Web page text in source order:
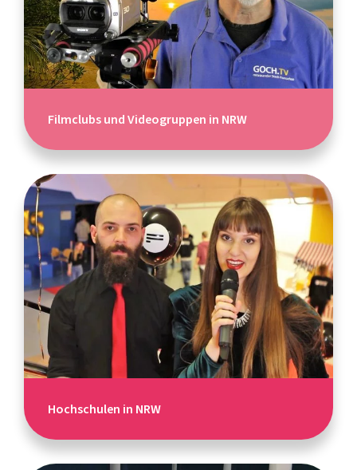
Filmclubs und Videogruppen in NRW
Hochschulen in NRW